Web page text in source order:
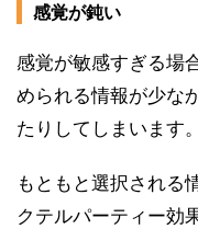
感覚が鈍い
感覚が敏感すぎる場
められる情報が少な
たりしてしまいます。
もともと選択される
クテルパーティー効